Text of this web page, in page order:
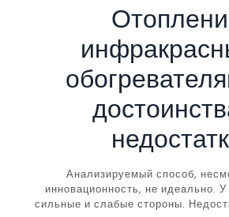
Анализируемый способ,
инновационность, не идеально. У
сильные и слабые стороны.